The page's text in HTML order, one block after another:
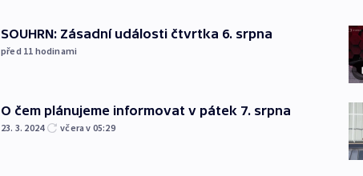
SOUHRN: Zásadní události čtvrtka 6. srpna
před 11 hodinami
O čem plánujeme informovat v pátek 7. srpna
23. 3. 2024 včera v 05:29